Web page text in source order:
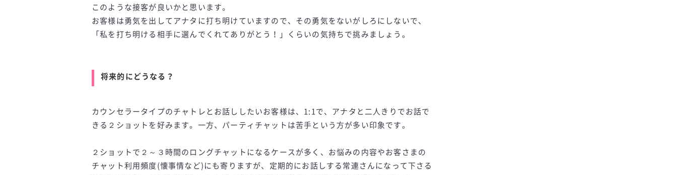
このような接客が良いかと思います。
お客様は勇気を出してアナタに打ち明けていますので、その勇気をないがしろにしないで、
「私を打ち明ける相手に選んでくれてありがとう！」くらいの気持ちで挑みましょう。
将来的にどうなる？
カウンセラータイプのチャトレとお話ししたいお客様は、1:1で、アナタと二人きりでお話で
きる２ショットを好みます。一方、パーティチャットは苦手という方が多い印象です。
２ショットで２～３時間のロングチャットになるケースが多く、お悩みの内容やお客さまの
チャット利用頻度(懐事情など)にも寄りますが、定期的にお話しする常連さんになって下さる